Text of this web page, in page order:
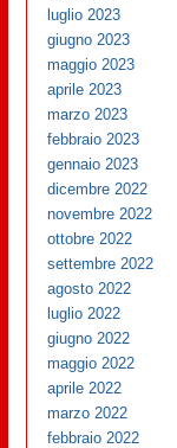
luglio 2023
giugno 2023
maggio 2023
aprile 2023
marzo 2023
febbraio 2023
gennaio 2023
dicembre 2022
novembre 2022
ottobre 2022
settembre 2022
agosto 2022
luglio 2022
giugno 2022
maggio 2022
aprile 2022
marzo 2022
febbraio 2022